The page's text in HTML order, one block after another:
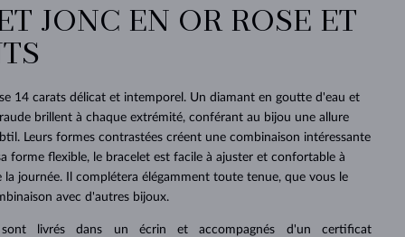
DE SES
RÊVES
DÉCOUVRIR
L'AMOUR
OR JAUNE
OR ROSE
BEAUTÉ
PURE
DÉCOUVRIR
TANZANITES
TOPAZES
TOURMALINES
MOLDAVITES
POUR BÉBÉS
MARIAGE
PLUS
BELLES
DÉCOUVRIR
TOURMALINES
MOLDAVITES
MINÉRAUX
PENDENTIFS EN PERLES
OR BLANC
OR JAUNE
PENDENTIFS
DÉCOUVRIR
INTEMPORELS
DÉCOUVRIR
DES
PERLES
SAPHIRS
ÉMERAUDES
MOLDAVITES
MINÉRAUX
MARIAGE
OR JAUNE
AUTHENTIQUES
DÉCOUVRIR
BEAUTÉ
DÉCOUVRIR
EXCEPTIONNELLES
DÉCOUVRIR
JONC EN OR ROSE ET
14 carats délicat et intemporel. Un diamant en goutte d'eau et
brillent à chaque extrémité, conférant au bijou une allure
Leurs formes contrastées créent une combinaison intéressante
forme flexible, le bracelet est facile à ajuster et confortable à
journée. Il complétera élégamment toute tenue, que vous le
avec d'autres bijoux.
sont livrés dans un écrin et accompagnés d'un certificat